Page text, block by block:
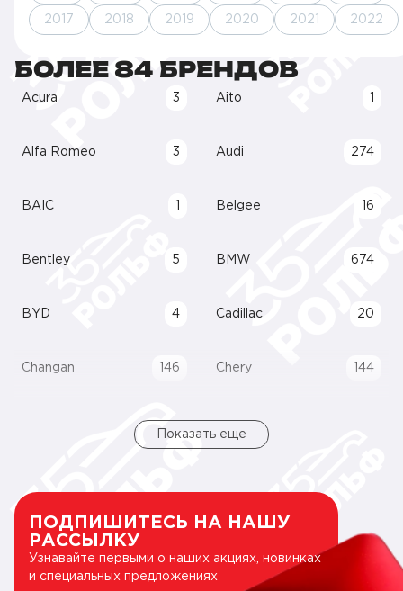
2017 2018 2019 2020 2021 2022
БОЛЕЕ 84 БРЕНДОВ
Acura 3 Aito
Alfa Romeo 3 Audi 274
BAIC Belgee 16
Bentley 5 BMW 674
BYD 4 Cadillac 20
Changan 146 Chery 144
Показать еще
ПОДПИШИТЕСЬ НА НАШУ
РАССЫЛКУ
Узнавайте первыми о наших акциях, новинках
и специальных предложениях